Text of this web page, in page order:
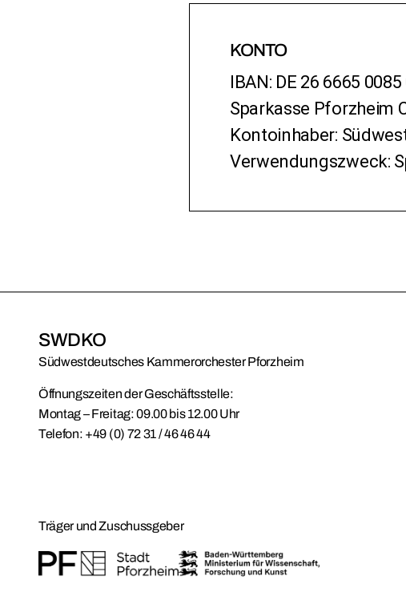
KONTO
IBAN: DE 26 6665
Sparkasse Pforzheim
Kontoinhaber:
Verwendungszweck:
SWDKO
Südwestdeutsches Kammerorchester Pforzheim
Öffnungszeiten der Geschäftsstelle:
Montag – Freitag: 09.00 bis 12.00 Uhr
Telefon: +49 (0) 72 31 / 46 46 44
Träger und Zuschussgeber